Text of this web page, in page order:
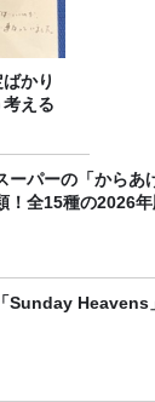
かり
える
ーパーの「からあ
！全15種の2026
「Sunday Heavens